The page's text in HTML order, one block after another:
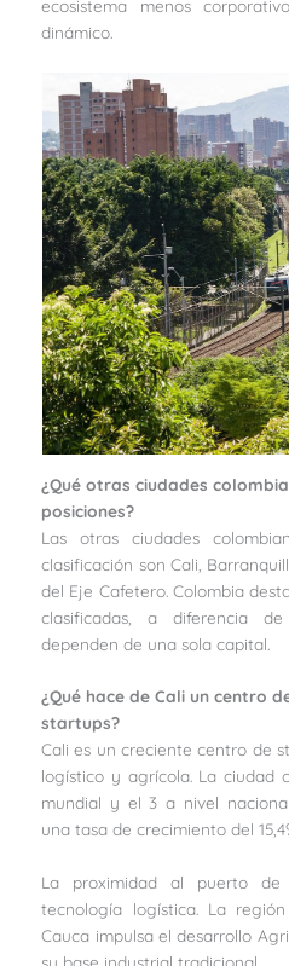
ecosistema menos
dinámico.
¿Qué otras ciudades
posiciones?
Las otras ciudades
clasificación son Cali,
del Eje Cafetero. Colombia
clasificadas, a diferencia
dependen de una sola capital.
¿Qué hace de Cali un centro
startups?
Cali es un creciente centro de
logístico y agrícola. La ciudad
mundial y el 3 a nivel
una tasa de crecimiento del
La proximidad al puerto de
tecnología logística. La
Cauca impulsa el desarrollo